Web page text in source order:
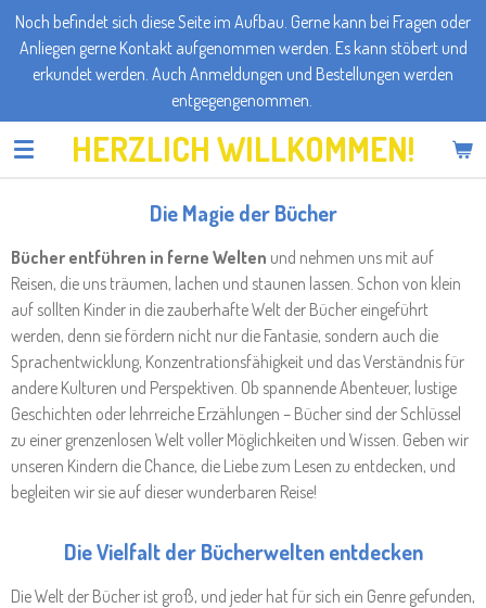
Zum
Hauptinhalt
springen
HERZLICH WILLKOMMEN!
Noch befindet sich diese Seite im Aufbau. Gerne kann bei Fragen oder
Anliegen gerne Kontakt aufgenommen werden. Es kann stöbert und
erkundet werden. Auch Anmeldungen und Bestellungen werden
entgegengenommen.
Die Magie der Bücher
Bücher entführen in ferne Welten und nehmen uns mit auf
Reisen, die uns träumen, lachen und staunen lassen. Schon von klein
auf sollten Kinder in die zauberhafte Welt der Bücher eingeführt
werden, denn sie fördern nicht nur die Fantasie, sondern auch die
Sprachentwicklung, Konzentrationsfähigkeit und das Verständnis für
andere Kulturen und Perspektiven. Ob spannende Abenteuer, lustige
Geschichten oder lehrreiche Erzählungen – Bücher sind der Schlüssel
zu einer grenzenlosen Welt voller Möglichkeiten und Wissen. Geben wir
unseren Kindern die Chance, die Liebe zum Lesen zu entdecken, und
begleiten wir sie auf dieser wunderbaren Reise!
Die Vielfalt der Bücherwelten entdecken
Die Welt der Bücher ist groß, und jeder hat für sich ein Genre gefunden,